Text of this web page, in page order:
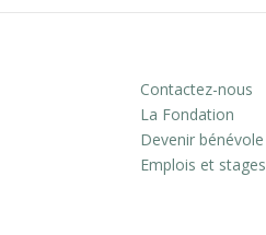
Contactez-nous
La Fondation
Devenir bénévole
Emplois et stages